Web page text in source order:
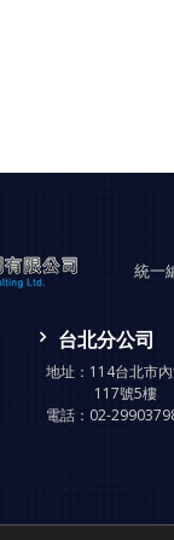
統一
台北分公司
地址： 114台北市
117號5樓
電話： 02-